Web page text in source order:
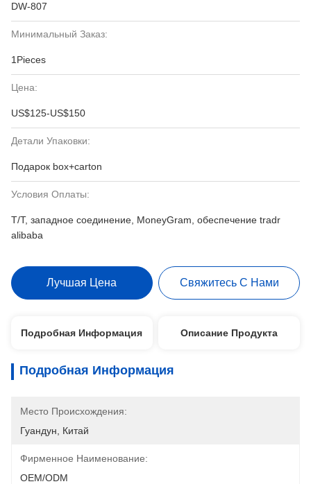
DW-807
Минимальный Заказ:
1Pieces
Цена:
US$125-US$150
Детали Упаковки:
Подарок box+carton
Условия Оплаты:
T/T, западное соединение, MoneyGram, обеспечение tradr
alibaba
Лучшая Цена Свяжитесь С Нами
Подробная Информация Описание Продукта
Подробная Информация
Место Происхождения:
Гуандун, Китай
Фирменное Наименование:
OEM/ODM